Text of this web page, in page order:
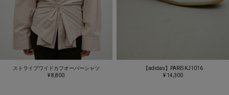
ストライプワイドカフオーバーシャツ
¥ 8,800
【adidas】PARIS KJ1016
¥ 14,300